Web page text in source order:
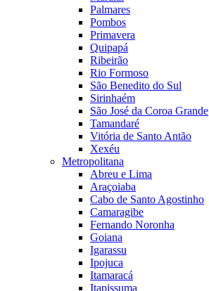
Palmares
Pombos
Primavera
Quipapá
Ribeirão
Rio Formoso
São Benedito do Sul
Sirinhaém
São José da Coroa Grande
Tamandaré
Vitória de Santo Antão
Xexéu
Metropolitana
Abreu e Lima
Araçoiaba
Cabo de Santo Agostinho
Camaragibe
Fernando Noronha
Goiana
Igarassu
Ipojuca
Itamaracá
Itapissuma